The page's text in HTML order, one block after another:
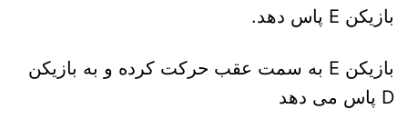
بازیکن E پاس دهد.
بازیکن E به سمت عقب حرکت کرده و به بازیکن
D پاس می دهد